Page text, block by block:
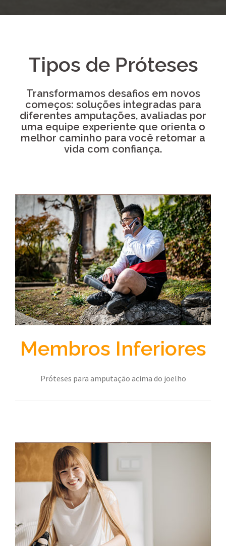
Tipos de Próteses
Transformamos desafios em novos
começos: soluções integradas para
diferentes amputações, avaliadas por
uma equipe experiente que orienta o
melhor caminho para você retomar a
vida com confiança.
Membros Inferiores
Próteses para amputação acima do joelho